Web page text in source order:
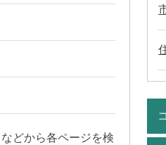
どから各ページを検